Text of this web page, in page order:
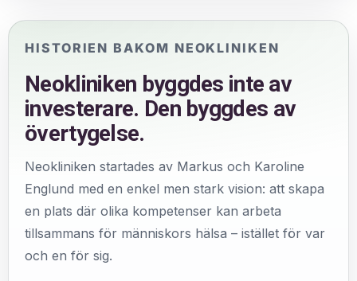
Neokliniken är skapad med hjärta, uthållighet och en stark
HISTORIEN BAKOM NEOKLINIKEN
Neokliniken byggdes inte av
investerare. Den byggdes av
övertygelse.
Neokliniken startades av Markus och Karoline
Englund med en enkel men stark vision: att skapa
en plats där olika kompetenser kan arbeta
tillsammans för människors hälsa – istället för var
och en för sig.